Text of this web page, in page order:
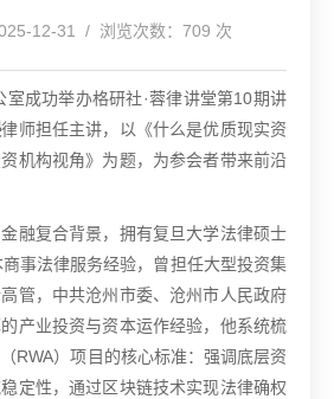
12-31 / 浏览次数：709 次
室成功举办格研社·蓉律讲堂第10期讲
律师担任主讲，以《什么是优质现实资
机构视角》为题，为参会者带来前沿
融复合背景，拥有复旦大学法律硕士
事法律服务经验，曾担任大型投资集
管，中共沧州市委、沧州市人民政府
产业投资与资本运作经验，他系统梳
RWA）项目的核心标准：强调底层资
定性，通过区块链技术实现法律确权